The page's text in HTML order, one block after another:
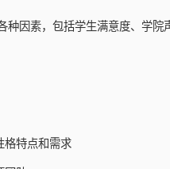
种因素，包括学生满意度、学
格特点和需求